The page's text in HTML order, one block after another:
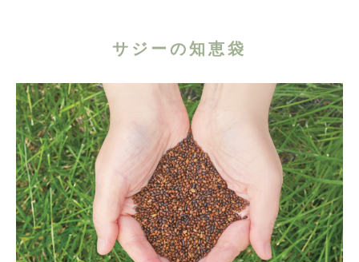
サジーの知恵袋